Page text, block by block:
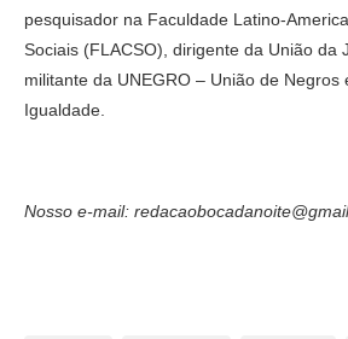
pesquisador na Faculdade Latino-
Sociais (FLACSO), dirigente da União da
militante da UNEGRO – União de Negros
Igualdade.
Nosso e-mail: